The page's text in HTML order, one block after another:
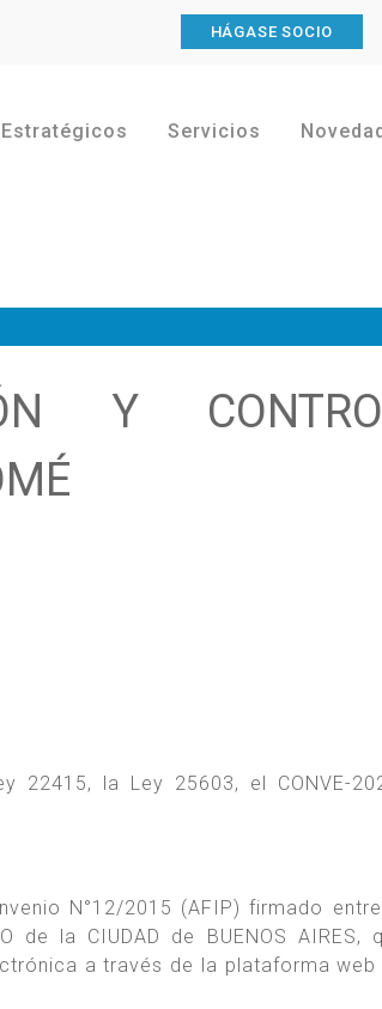
HÁGASE SOCIO
Servicios
Y
la Ley 25603, el CONVE-
N°12/2015 (AFIP) firmado
de la CIUDAD de BUENOS AIRES,
a través de la plataforma web